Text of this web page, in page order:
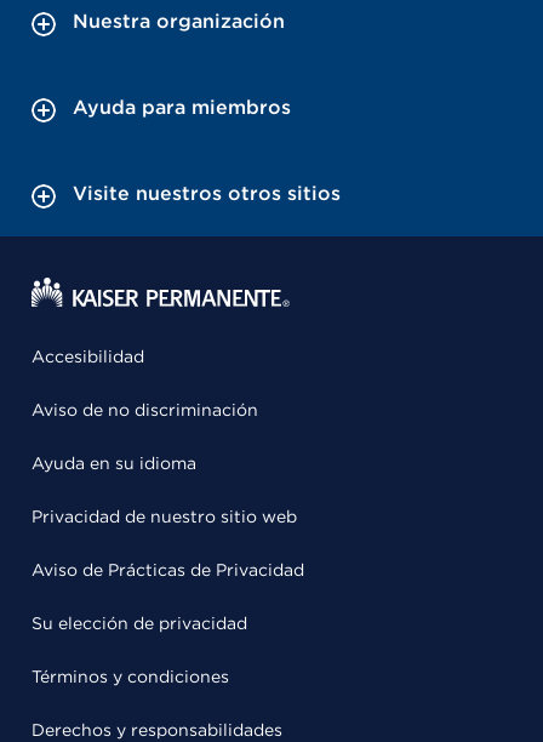
Nuestra organización
Ayuda para miembros
Visite nuestros otros sitios
Accesibilidad
Aviso de no discriminación
Ayuda en su idioma
Privacidad de nuestro sitio web
Aviso de Prácticas de Privacidad
Su elección de privacidad
Términos y condiciones
Derechos y responsabilidades